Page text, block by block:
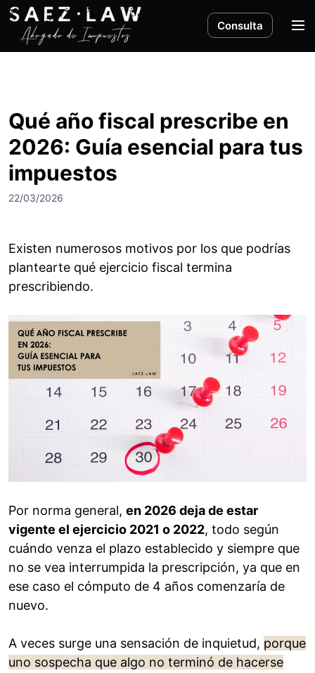
Consulta
M
Qué año fiscal prescribe en
2026: Guía esencial para tus
impuestos
22/03/2026
Existen numerosos motivos por los que podrías
plantearte qué ejercicio fiscal termina
prescribiendo.
Por norma general, en 2026 deja de estar
vigente el ejercicio 2021 o 2022, todo según
cuándo venza el plazo establecido y siempre que
no se vea interrumpida la prescripción, ya que en
ese caso el cómputo de 4 años comenzaría de
nuevo.
A veces surge una sensación de inquietud, porque
uno sospecha que algo no terminó de hacerse